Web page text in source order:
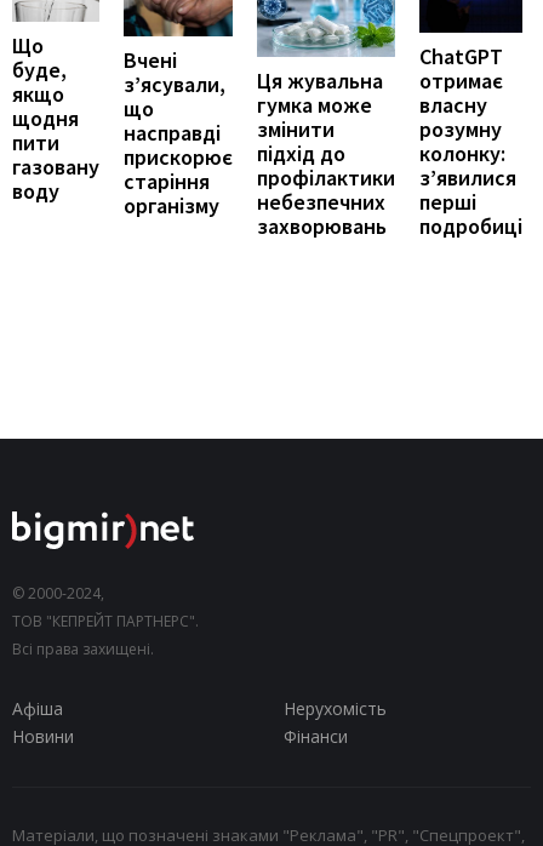
Що
буде,
якщо
щодня
пити
газовану
воду
Вчені
з’ясували,
що
насправді
прискорює
старіння
організму
Ця жувальна
гумка може
змінити
підхід до
профілактики
небезпечних
захворювань
ChatGPT
отримає
власну
розумну
колонку:
з’явилися
перші
подробиці
© 2000-2024,
ТОВ "КЕПРЕЙТ ПАРТНЕРС".
Всі права захищені.
Афіша
Нерухомість
Новини
Фінанси
Матеріали, що позначені знаками "Реклама", "PR", "Спецпроект",